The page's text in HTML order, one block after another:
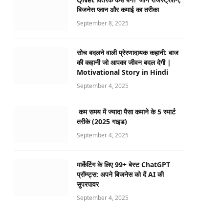
बिजनेस प्लान और कमाई का तरीका
September 8, 2025
सोच बदलने वाली प्रेरणादायक कहानी: बाज
की कहानी जो आपका जीवन बदल देगी |
Motivational Story in Hindi
September 4, 2025
कम समय में ज्यादा पैसा कमाने के 5 स्मार्ट
तरीके (2025 गाइड)
September 4, 2025
मार्केटिंग के लिए 99+ बेस्ट ChatGPT
प्रॉम्प्ट्स: अपने बिजनेस को दें AI की
सुपरपावर
September 4, 2025